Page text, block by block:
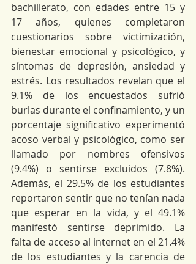
bachillerato, con edades entre 15 y
17 años, quienes completaron
cuestionarios sobre victimización,
bienestar emocional y psicológico, y
síntomas de depresión, ansiedad y
estrés. Los resultados revelan que el
9.1% de los encuestados sufrió
burlas durante el confinamiento, y un
porcentaje significativo experimentó
acoso verbal y psicológico, como ser
llamado por nombres ofensivos
(9.4%) o sentirse excluidos (7.8%).
Además, el 29.5% de los estudiantes
reportaron sentir que no tenían nada
que esperar en la vida, y el 49.1%
manifestó sentirse deprimido. La
falta de acceso al internet en el 21.4%
de los estudiantes y la carencia de